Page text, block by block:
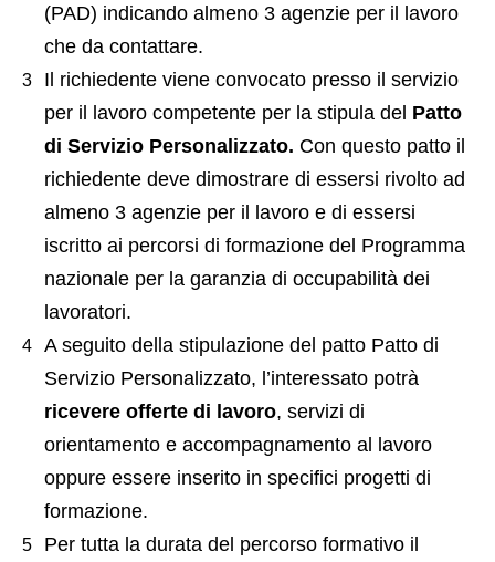
(PAD) indicando almeno 3 agenzie per il lavoro
che da contattare.
Il richiedente viene convocato presso il servizio
per il lavoro competente per la stipula del Patto
di Servizio Personalizzato. Con questo patto il
richiedente deve dimostrare di essersi rivolto ad
almeno 3 agenzie per il lavoro e di essersi
iscritto ai percorsi di formazione del Programma
nazionale per la garanzia di occupabilità dei
lavoratori.
A seguito della stipulazione del patto Patto di
Servizio Personalizzato, l’interessato potrà
ricevere offerte di lavoro, servizi di
orientamento e accompagnamento al lavoro
oppure essere inserito in specifici progetti di
formazione.
Per tutta la durata del percorso formativo il